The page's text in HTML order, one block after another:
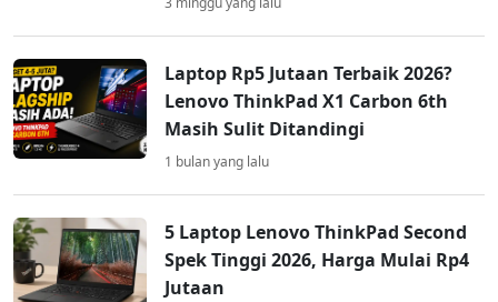
Laptop Rp5 Jutaan Terbaik 2026?
Lenovo ThinkPad X1 Carbon 6th
Masih Sulit Ditandingi
1 bulan yang lalu
5 Laptop Lenovo ThinkPad Second
Spek Tinggi 2026, Harga Mulai Rp4
Jutaan